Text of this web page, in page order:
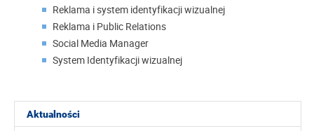
Aktualności
Reklama i system identyfikacji wizualnej
Reklama i Public Relations
Social Media Manager
System Identyfikacji wizualnej